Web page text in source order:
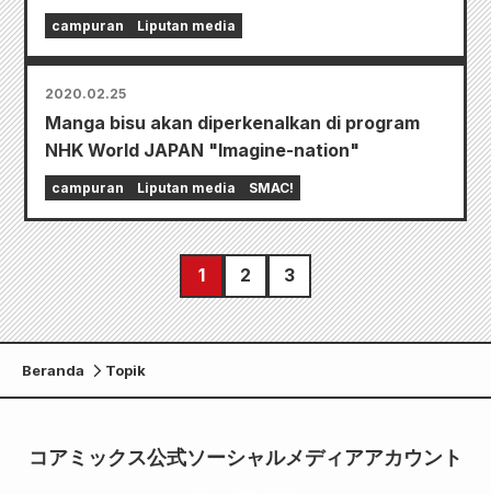
campuran Liputan media
2020.02.25
Manga bisu akan diperkenalkan di program
NHK World JAPAN "Imagine-nation"
campuran Liputan media SMAC!
1 2 3
Beranda Topik
コアミックス公式ソーシャルメディアアカウント